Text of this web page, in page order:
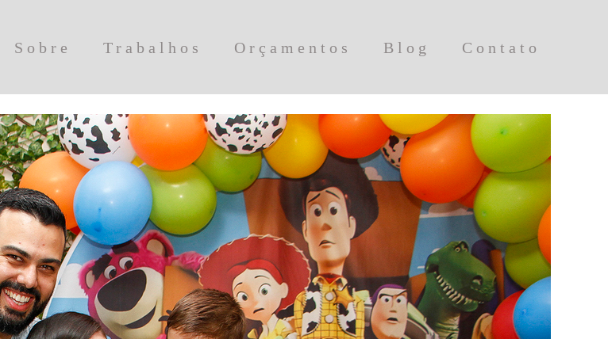
Sobre Trabalhos Orçamentos Blog Contato